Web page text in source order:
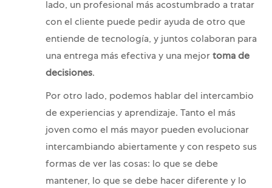
lado, un profesional más acostumbrado a tratar
con el cliente puede pedir ayuda de otro que
entiende de tecnología, y juntos colaboran para
una entrega más efectiva y una mejor toma de
decisiones.
Por otro lado, podemos hablar del intercambio
de experiencias y aprendizaje. Tanto el más
joven como el más mayor pueden evolucionar
intercambiando abiertamente y con respeto sus
formas de ver las cosas: lo que se debe
mantener, lo que se debe hacer diferente y lo